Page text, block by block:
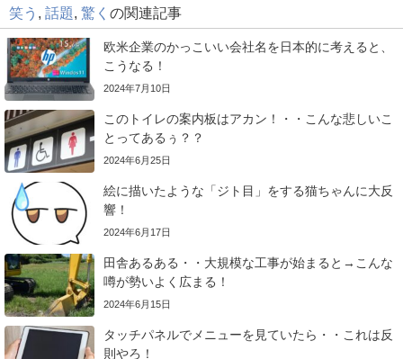
笑う 話題 驚く の関連記事
欧米企業のかっこいい会社名を日本的に考えると、
こうなる！
2024年7月10日
このトイレの案内板はアカン！・・こんな悲しいこ
とってあるぅ？？
2024年6月25日
絵に描いたような「ジト目」をする猫ちゃんに大反
響！
2024年6月17日
田舎あるある・・大規模な工事が始まると→こんな
噂が勢いよく広まる！
2024年6月15日
タッチパネルでメニューを見ていたら・・これは反
則やろ！